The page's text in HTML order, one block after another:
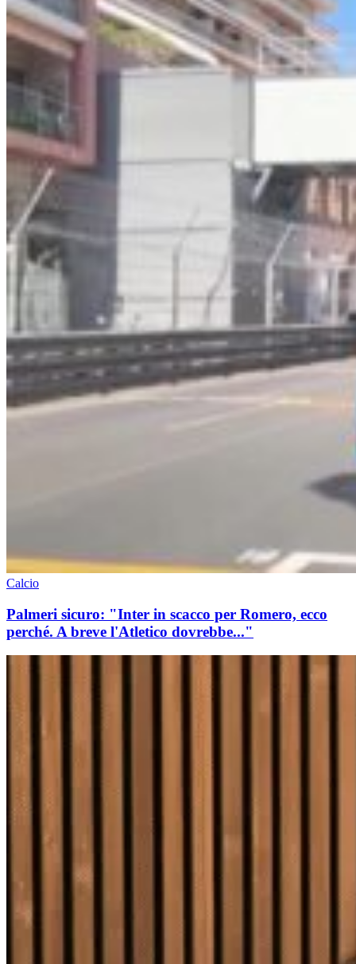
Calcio
Palmeri sicuro: "Inter in scacco per Romero, ecco
perché. A breve l'Atletico dovrebbe..."